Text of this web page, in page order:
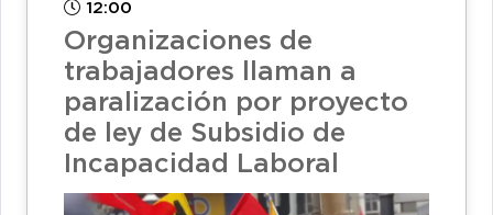
12:00
Organizaciones de
trabajadores llaman a
paralización por proyecto
de ley de Subsidio de
Incapacidad Laboral